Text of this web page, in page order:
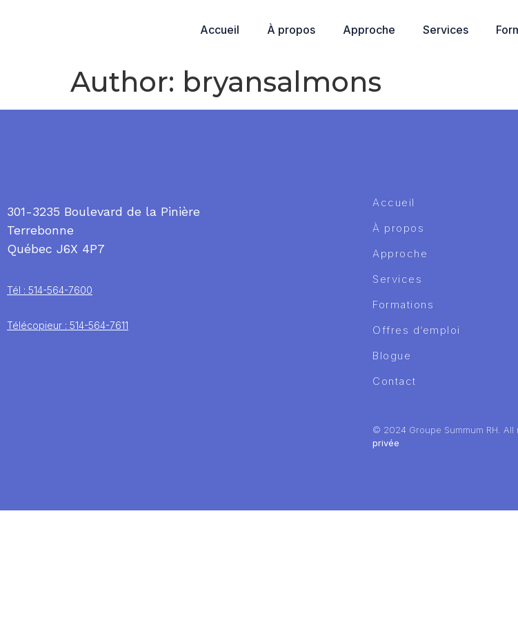
Accueil À propos Approche Services
Author: bryansalmons
301-3235 Boulevard de la Pinière
Terrebonne
Québec J6X 4P7
Tél : 514-564-7600
Télécopieur : 514-564-7611
Accueil
À propos
Approche
Services
Formations
Offres d’emploi
Blogue
Contact
© 2024 Groupe Summum RH.
privée